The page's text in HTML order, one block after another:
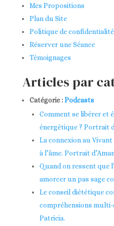
Mes Propositions
Plan du Site
Politique de confidentialité
Réserver une Séance
Témoignages
Articles par
Catégorie :Podcasts
Comment se libérer et
énergétique ? Portrait
La connexion au
à l’âme. Portrait
Quand on ressent que
amorcer un pas sage
Le conseil diététique
compréhensions
Patricia.